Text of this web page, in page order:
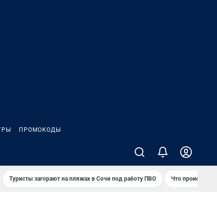
ПРОМОКОДЫ
Туристы загорают на пляжах в Сочи под работу ПВО Что происходит